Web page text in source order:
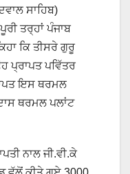
ਸਾਹਿਬ)
ਤਰ੍ਹਾਂ ਪੰਜਾਬ
ਕਿ ਤੀਸਰੇ ਗੁਰੂ
ਪ੍ਰਾਪਤ ਪਵਿੱਤਰ
ਇਸ ਥਰਮਲ
ਥਰਮਲ ਪਲਾਂਟ
ਨਾਲ ਜੀ.ਵੀ.ਕੇ